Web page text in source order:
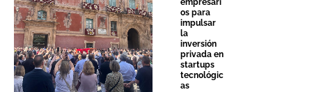
Sin leyenda
empresari
os para
impulsar
la
inversión
privada en
startups
tecnológic
as